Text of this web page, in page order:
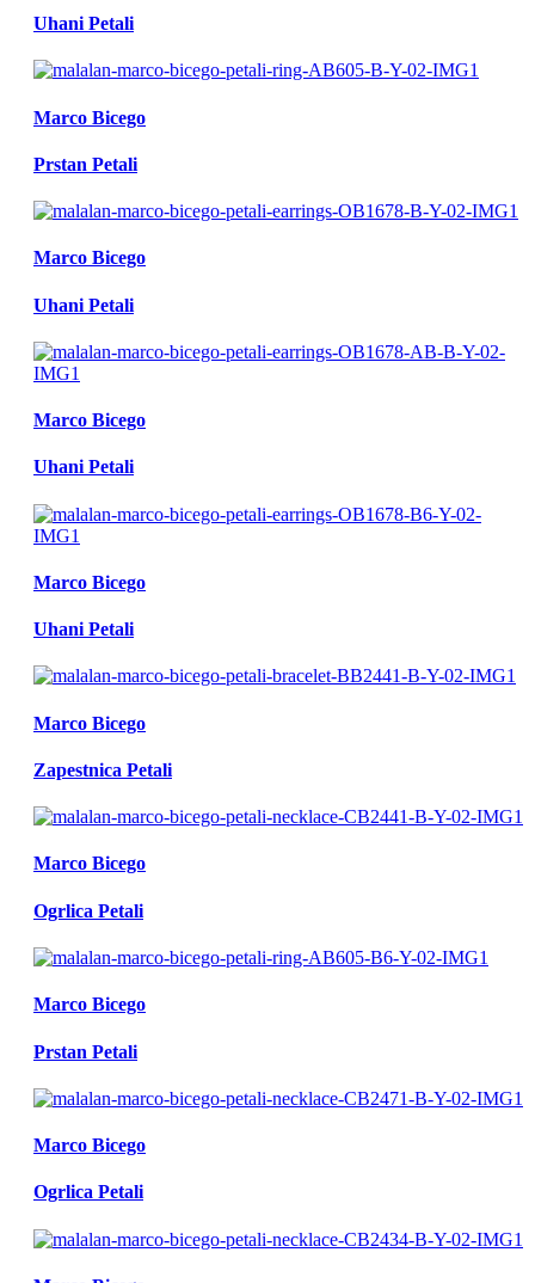
Uhani Petali
Marco Bicego
Prstan Petali
Marco Bicego
Uhani Petali
Marco Bicego
Uhani Petali
Marco Bicego
Uhani Petali
Marco Bicego
Zapestnica Petali
Marco Bicego
Ogrlica Petali
Marco Bicego
Prstan Petali
Marco Bicego
Ogrlica Petali